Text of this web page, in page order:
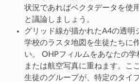
状況であればベクタデータを使
と議論しましょう。
グリッド線が描かれたA4の透明
学校のラスタ地図を生徒たちに
い。 OHPフィルムをあなたの
または航空写真に重ねます。こ
生徒のグループが、特定のタイ